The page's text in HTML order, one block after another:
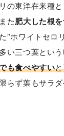
の東洋在来種
た肥大した根
“ホワイトセロ
い三つ葉とい
も食べやすい
らず葉もサラ